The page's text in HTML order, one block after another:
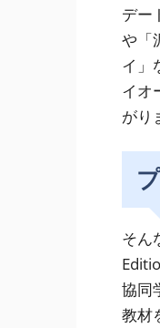
デー
や「
イ」
イオ
がり
そん
協同
教材